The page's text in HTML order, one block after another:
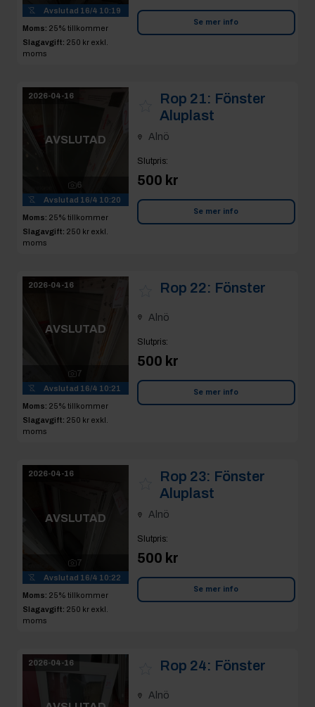
Avslutad 16/4 10:19
Moms: 25% tillkommer
Slagavgift: 250 kr exkl.
moms
Se mer info
2026-04-16
AVSLUTAD
6
Avslutad 16/4 10:20
Moms: 25% tillkommer
Slagavgift: 250 kr exkl.
moms
Rop 21: Fönster
Aluplast
Alnö
Slutpris:
500 kr
Se mer info
2026-04-16
AVSLUTAD
7
Avslutad 16/4 10:21
Moms: 25% tillkommer
Slagavgift: 250 kr exkl.
moms
Rop 22: Fönster
Alnö
Slutpris:
500 kr
Se mer info
2026-04-16
AVSLUTAD
7
Avslutad 16/4 10:22
Moms: 25% tillkommer
Slagavgift: 250 kr exkl.
moms
Rop 23: Fönster
Aluplast
Alnö
Slutpris:
500 kr
Se mer info
2026-04-16 Rop 24: Fönster
Alnö